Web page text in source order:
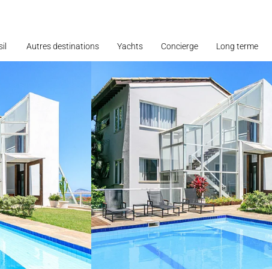
Autres destinations Yachts Concierge Long terme